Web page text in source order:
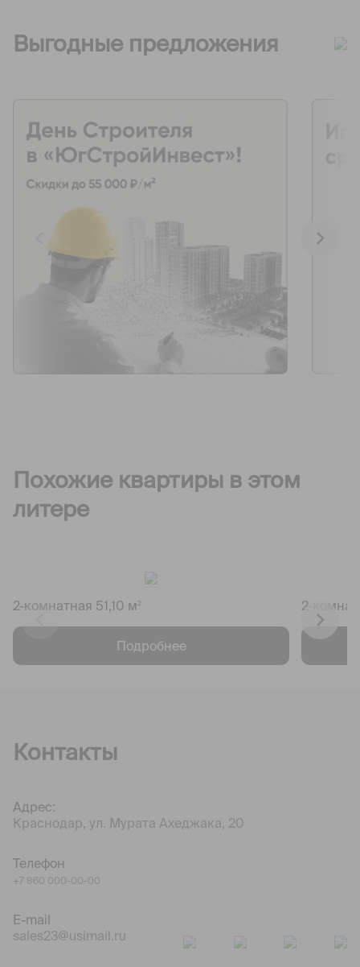
Выгодные предложения
Похожие квартиры в этом
литере
2-комнатная 51,10 м 2
Подробнее
2-
Контакты
Адрес:
Краснодар, ул. Мурата Ахеджака, 20
Телефон
+7 860 000-00-00
E-mail
sales23@usimail.ru